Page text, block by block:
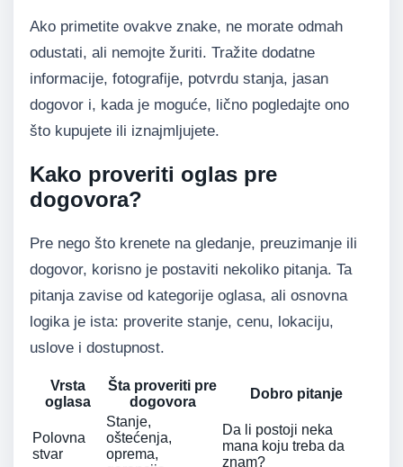
Ako primetite ovakve znake, ne morate odmah
odustati, ali nemojte žuriti. Tražite dodatne
informacije, fotografije, potvrdu stanja, jasan
dogovor i, kada je moguće, lično pogledajte ono
što kupujete ili iznajmljujete.
Kako proveriti oglas pre
dogovora?
Pre nego što krenete na gledanje, preuzimanje ili
dogovor, korisno je postaviti nekoliko pitanja. Ta
pitanja zavise od kategorije oglasa, ali osnovna
logika je ista: proverite stanje, cenu, lokaciju,
uslove i dostupnost.
Vrsta
oglasa
Šta proveriti pre
dogovora
Dobro pitanje
Polovna
stvar
Stanje,
oštećenja,
oprema,
Da li postoji neka
mana koju treba da
znam?